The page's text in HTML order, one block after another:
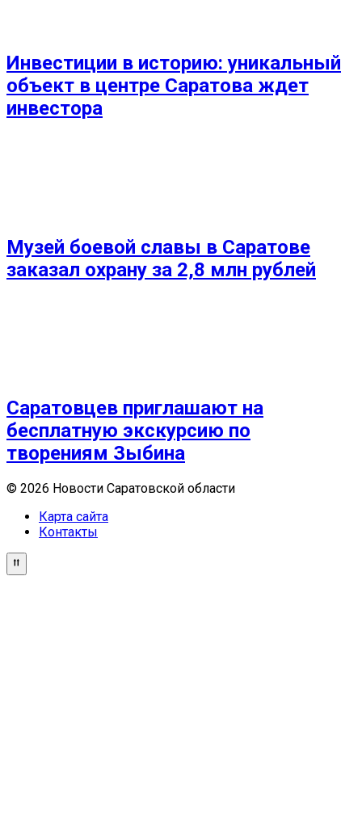
Инвестиции в историю: уникальный
объект в центре Саратова ждет
инвестора
Музей боевой славы в Саратове
заказал охрану за 2,8 млн рублей
Саратовцев приглашают на
бесплатную экскурсию по
творениям Зыбина
© 2026 Новости Саратовской области
Карта сайта
Контакты